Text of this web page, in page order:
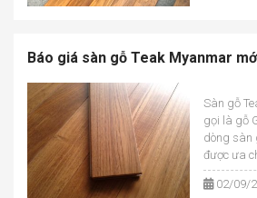
Báo giá sàn gỗ Teak Myanmar
Sàn gỗ
gọi là gỗ
dòng sàn
được ưa
trội, khả
đẹp sang
02/09/